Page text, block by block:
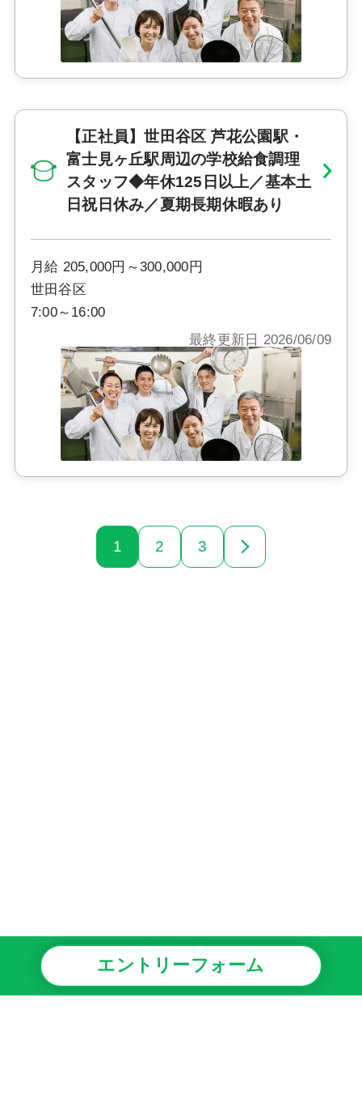
エントリーフォーム
【正社員】世田谷区 芦花公園駅・
富士見ヶ丘駅周辺の学校給食調理
スタッフ◆年休125日以上／基本土
日祝日休み／夏期長期休暇あり
月給 205,000円～300,000円
世田谷区
7:00～16:00
最終更新日 2026/06/09
1 2 3